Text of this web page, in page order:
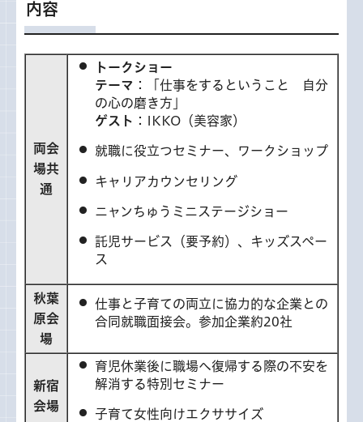
内容
両会
場共
通
トークショー
テーマ ：「仕事をするということ 自分
の心の磨き方」
ゲスト ：IKKO（美容家）
就職に役立つセミナー、ワークショップ
キャリアカウンセリング
ニャンちゅうミニステージショー
託児サービス（要予約）、キッズスペー
ス
秋葉
原会
場
仕事と子育ての両立に協力的な企業との
合同就職面接会。参加企業約20社
新宿
会場
育児休業後に職場へ復帰する際の不安を
解消する特別セミナー
子育て女性向けエクササイズ